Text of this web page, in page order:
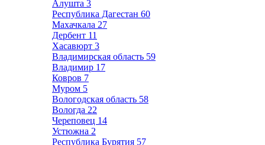
Алушта 3
Республика Дагестан 60
Махачкала 27
Дербент 11
Хасавюрт 3
Владимирская область 59
Владимир 17
Ковров 7
Муром 5
Вологодская область 58
Вологда 22
Череповец 14
Устюжна 2
Республика Бурятия 57